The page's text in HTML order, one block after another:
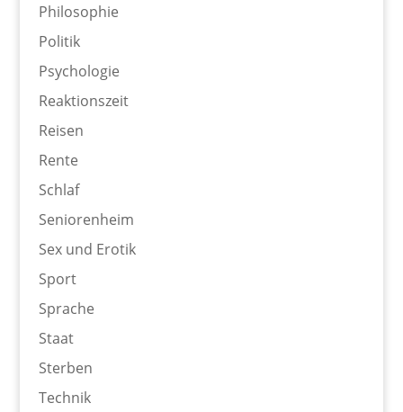
Philosophie
Politik
Psychologie
Reaktionszeit
Reisen
Rente
Schlaf
Seniorenheim
Sex und Erotik
Sport
Sprache
Staat
Sterben
Technik